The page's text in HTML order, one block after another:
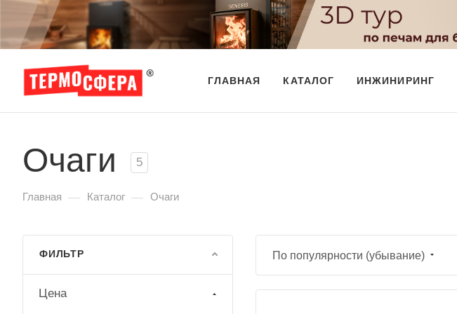
ГЛАВНАЯ КАТАЛОГ ИНЖИНИРИНГ
Очаги 5
Главная — Каталог — Очаги
По популярности (убывание)
ФИЛЬТР
Цена